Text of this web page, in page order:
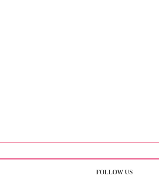
FOLLOW US